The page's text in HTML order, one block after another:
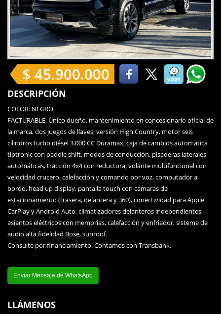
$ 45.900.000
DESCRIPCIÓN
COLOR: NEGRO
FACTURABLE. Único dueño, mantenimiento en concesionario oficial de
la marca, dos juegos de llaves, versión High Country, motor seis
cilindros turbo diésel 3.000 CC Duramax, caja de cambios automática
tiptronic con paddle shift, modos de conducción, pisaderas laterales
automáticas, tracción 4x4 con reductora, volante multifuncional con
velocidad crucero, calefacción y comando por voz, computador a
bordo, head up display, pantalla touch con cámaras de
estacionamiento (trasera, delantera y 360), conectividad para Apple
CarPlay y Android Auto, climatizadores delanteros independientes,
asientos eléctricos con memorias, calefacción y enfriador, sistema de
audio alta fidelidad Bose, sunroof.
Consulte por financiamiento. Contamos con Transbank.
Enviar Mensaje de WhatsApp
LLÁMENOS